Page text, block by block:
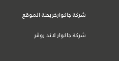
شركة جاكوارخريطة الموقع
شركة جاكوار لاند روڤر